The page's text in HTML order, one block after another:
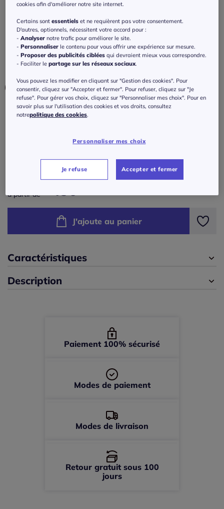
Chemisier à rayures verticales avec col V
et manches courtes
Réf : 249.700.001 4.5/ 5
Couleur : bleu clair-blanc à rayures
Choisir une couleur :
En stock
38/40 -
En stock
46/48 -En stock
50/52 -En stock
Guide des tailles
à partir de 45€
J'ajoute au panier
Caractéristiques
Description
Paiement 100% sécurisé
Modes de paiement
Modes de livraison
Retour gratuit sous 100
jours
cookies afin d'améliorer notre site internet.
Certains sontessentiels et ne requièrent pas votre consentement.
D'autres, optionnels, nécessitent votre accord pour :
-Analyser notre trafic pour améliorer le site.
-Personnaliser le contenu pour vous offrir une expérience sur mesure.
-Proposer des publicités ciblées qui devraient mieux vous correspondre.
- Faciliter lepartage sur les réseaux sociaux.
Vous pouvez les modifier en cliquant sur "Gestion des cookies". Pour
consentir, cliquez sur "Accepter et fermer". Pour refuser, cliquez sur "Je
refuse". Pour gérer vos choix, cliquez sur "Personnaliser mes choix". Pour en
savoir plus sur l'utilisation des cookies et vos droits, consultez
notrepolitique des cookies.
Personnaliser mes choix
Je refuse Accepter et fermer